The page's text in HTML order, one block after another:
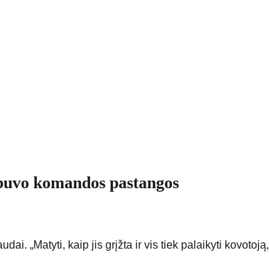
komandos pastangos
„Matyti, kaip jis grįžta ir vis tiek palaikyti kovotoją,